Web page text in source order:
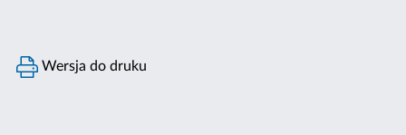
Wersja do druku